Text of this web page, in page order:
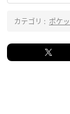
カテゴリ : ポケ